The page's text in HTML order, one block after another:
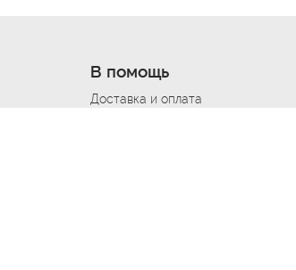
В помощь
Доставка и оплата